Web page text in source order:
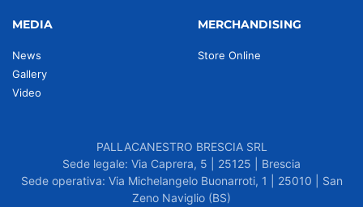
MEDIA
News
Gallery
Video
MERCHANDISING
Store Online
PALLACANESTRO BRESCIA SRL
Sede legale: Via Caprera, 5 | 25125 | Brescia
Sede operativa: Via Michelangelo Buonarroti, 1 | 25010 | San
Zeno Naviglio (BS)